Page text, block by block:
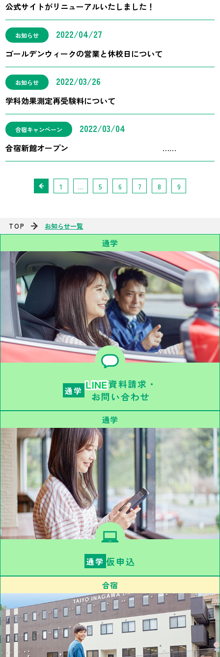
公式サイトがリニューアルいたしました！
お知らせ 2022/04/27
ゴールデンウィークの営業と休校日について
お知らせ 2022/03/26
学科効果測定再受験料について
合宿キャンペーン 2022/03/04
合宿新館オープン ……
1 … 5 6 7 8 9
TOP お知らせ一覧
通学
通学
資料請求・
お問い合わせ
通学
通学 仮申込
合宿